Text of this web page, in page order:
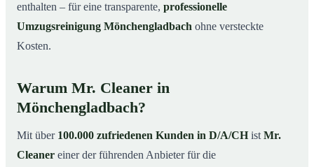
enthalten – für eine transparente, professionelle
Umzugsreinigung Mönchengladbach ohne versteckte
Kosten.
Warum Mr. Cleaner in
Mönchengladbach?
Mit über 100.000 zufriedenen Kunden in D/A/CHist Mr.
Cleaner einer der führenden Anbieter für die